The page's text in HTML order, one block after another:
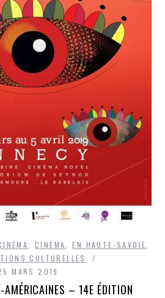
,CINÉMA ,EN HAUTE-SAVOIE
CULTURELLES
MARS 2019
AMÉRICAINES – 14E ÉDITION